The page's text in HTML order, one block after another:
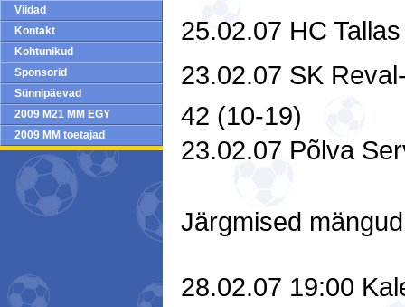
Viidad
Kontakt
Kohtunikud
Sponsorid
Sünnipäevad
2009 M21 MM EGY
2009 MM toetajad
25.02.07 HC Tallas
23.02.07 SK
42 (10-19)
23.02.07 Põlva
Järgmised
28.02.07 19:00